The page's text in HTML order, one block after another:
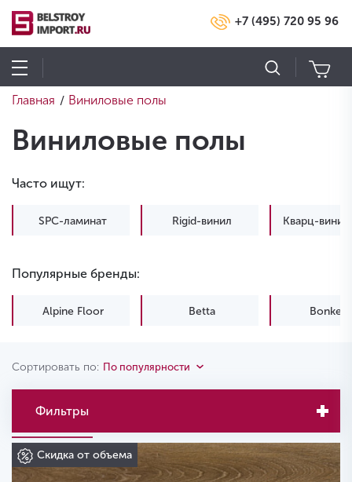
+7 (495) 720 95 96
Главная / Виниловые полы
Виниловые полы
Часто ищут:
SPC-ламинат Rigid-винил Кварц-винил
Популярные бренды:
Alpine Floor Betta Bonkeel
Сортировать по: По популярности
Фильтры
Скидка от объема